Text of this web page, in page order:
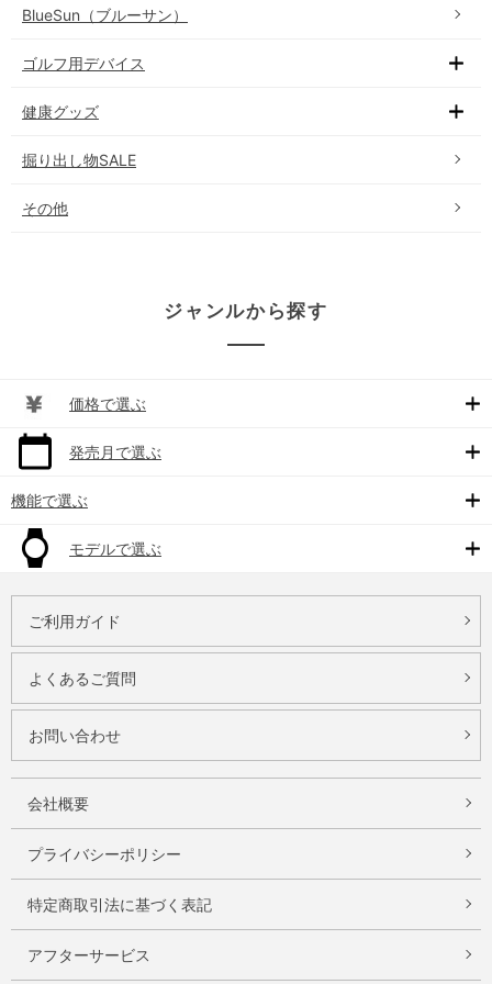
BlueSun（ブルーサン）
ゴルフ用デバイス
健康グッズ
掘り出し物SALE
その他
ジャンルから探す
価格で選ぶ
発売月で選ぶ
機能で選ぶ
モデルで選ぶ
ご利用ガイド
よくあるご質問
お問い合わせ
会社概要
プライバシーポリシー
特定商取引法に基づく表記
アフターサービス